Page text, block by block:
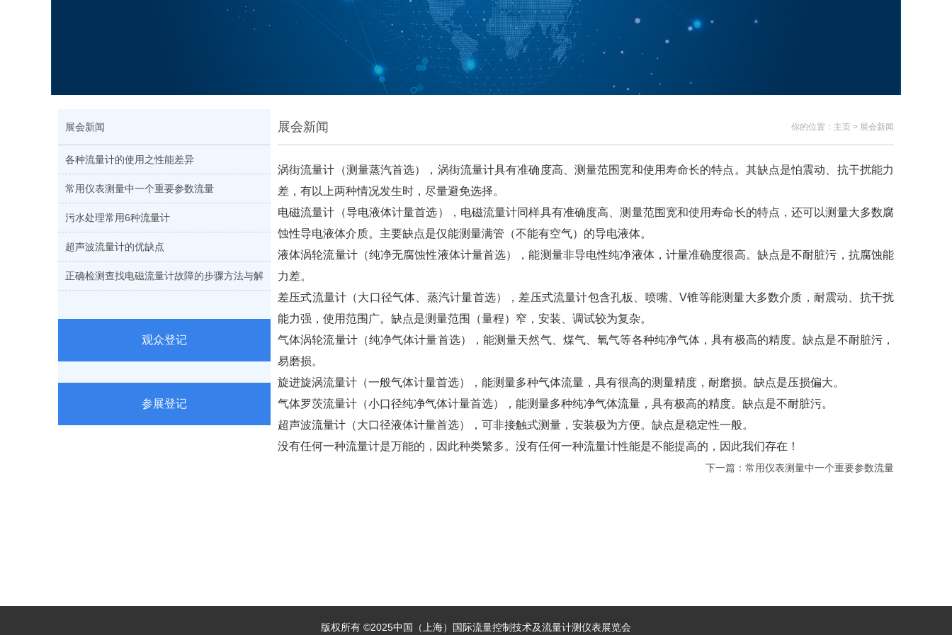
展会新闻
各种流量计的使用之性能差异
常用仪表测量中一个重要参数流量
污水处理常用6种流量计
超声波流量计的优缺点
正确检测查找电磁流量计故障的步骤方法与解
观众登记
参展登记
展会新闻 你的位置：主页 > 展会新闻
涡街流量计（测量蒸汽首选），涡街流量计具有准确度高、测量范围宽和使用寿命长的特点。其缺点是怕震动、抗干扰能力
差，有以上两种情况发生时，尽量避免选择。
电磁流量计（导电液体计量首选），电磁流量计同样具有准确度高、测量范围宽和使用寿命长的特点，还可以测量大多数腐
蚀性导电液体介质。主要缺点是仅能测量满管（不能有空气）的导电液体。
液体涡轮流量计（纯净无腐蚀性液体计量首选），能测量非导电性纯净液体，计量准确度很高。缺点是不耐脏污，抗腐蚀能
力差。
差压式流量计（大口径气体、蒸汽计量首选），差压式流量计包含孔板、喷嘴、V锥等能测量大多数介质，耐震动、抗干扰
能力强，使用范围广。缺点是测量范围（量程）窄，安装、调试较为复杂。
气体涡轮流量计（纯净气体计量首选），能测量天然气、煤气、氧气等各种纯净气体，具有极高的精度。缺点是不耐脏污，
易磨损。
旋进旋涡流量计（一般气体计量首选），能测量多种气体流量，具有很高的测量精度，耐磨损。缺点是压损偏大。
气体罗茨流量计（小口径纯净气体计量首选），能测量多种纯净气体流量，具有极高的精度。缺点是不耐脏污。
超声波流量计（大口径液体计量首选），可非接触式测量，安装极为方便。缺点是稳定性一般。
没有任何一种流量计是万能的，因此种类繁多。没有任何一种流量计性能是不能提高的，因此我们存在！
下一篇：常用仪表测量中一个重要参数流量
版权所有 ©2025中国（上海）国际流量控制技术及流量计测仪表展览会